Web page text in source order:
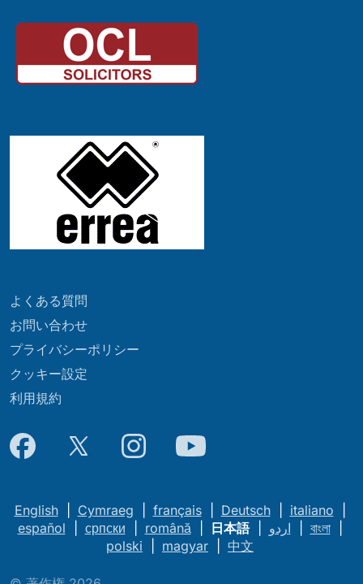
よくある質問
お問い合わせ
プライバシーポリシー
クッキー設定
利用規約
English| Cymraeg français| Deutsch| italiano
español
српски română| 日本語| اردو বাংলা|
polski
magyar 中文